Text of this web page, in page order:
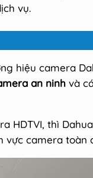
vụ.
hiệu camera
an ninh và
HDTVI, thì
vực camera toàn